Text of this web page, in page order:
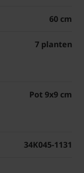
60 cm
7 planten
Pot 9x9 cm
34K045-1131